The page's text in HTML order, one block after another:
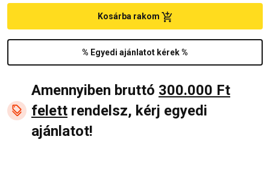
% Egyedi ajánlatot kérek %
Kosárba rakom
Amennyiben bruttó 300.000 Ft
felett rendelsz, kérj egyedi
ajánlatot!